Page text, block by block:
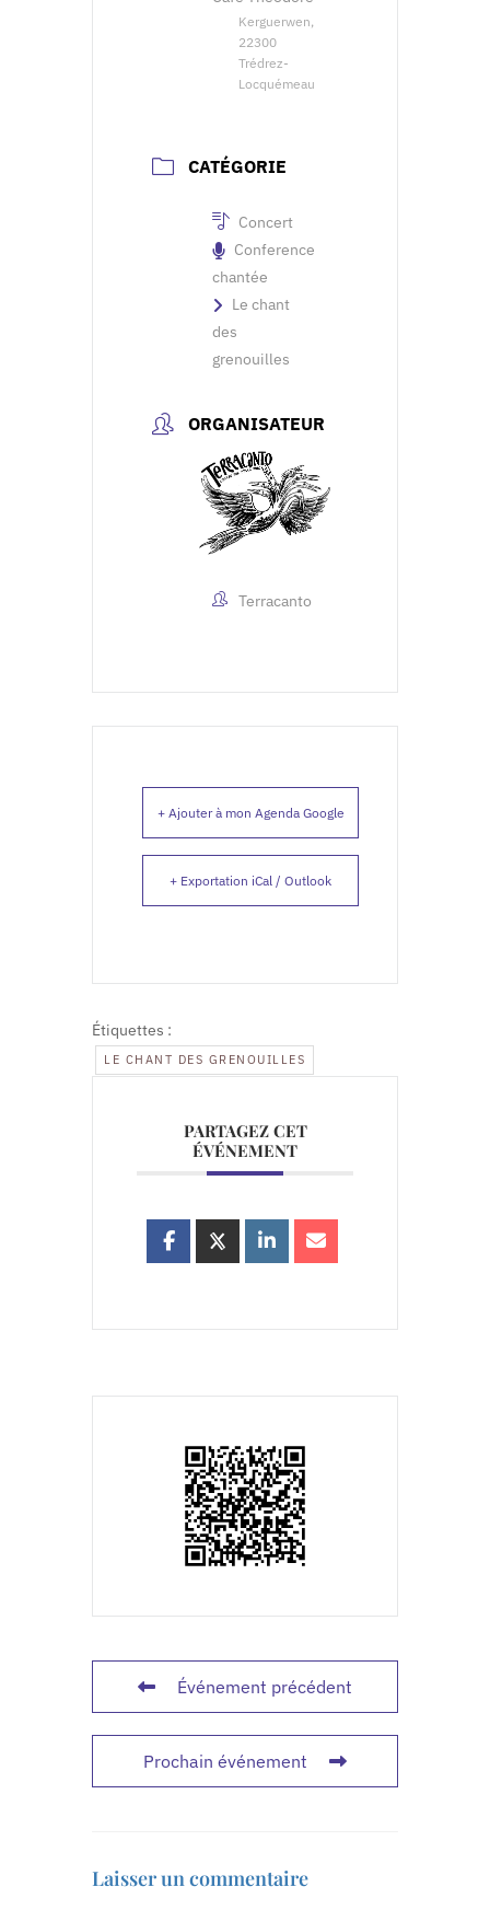
Kerguerwen,
22300
Trédrez-
Locquémeau
CATÉGORIE
Concert
Conference
chantée
Le chant
des
grenouilles
ORGANISATEUR
Terracanto
+ Ajouter à mon Agenda Google
+ Exportation iCal / Outlook
Étiquettes :
LE CHANT DES GRENOUILLES
PARTAGEZ CET
ÉVÉNEMENT
Événement précédent
Prochain événement
Laisser un commentaire